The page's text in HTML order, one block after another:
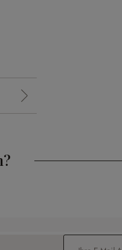
E-Mail-Adresse*